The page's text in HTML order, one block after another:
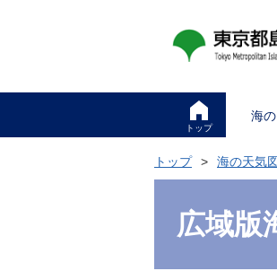
トップ
海
トップ 海の天気図
広域版